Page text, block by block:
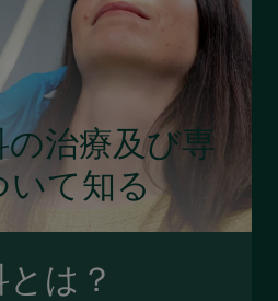
治療及び専
いて知る
は？